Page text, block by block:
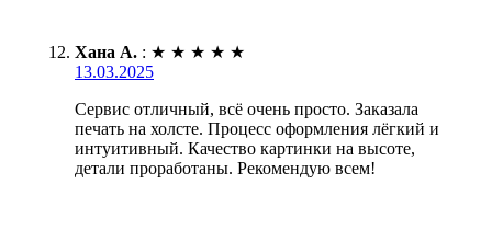
Хана А. : ★ ★ ★ ★ ★
13.03.2025
Сервис отличный, всё очень просто. Заказала
печать на холсте. Процесс оформления лёгкий и
интуитивный. Качество картинки на высоте,
детали проработаны. Рекомендую всем!